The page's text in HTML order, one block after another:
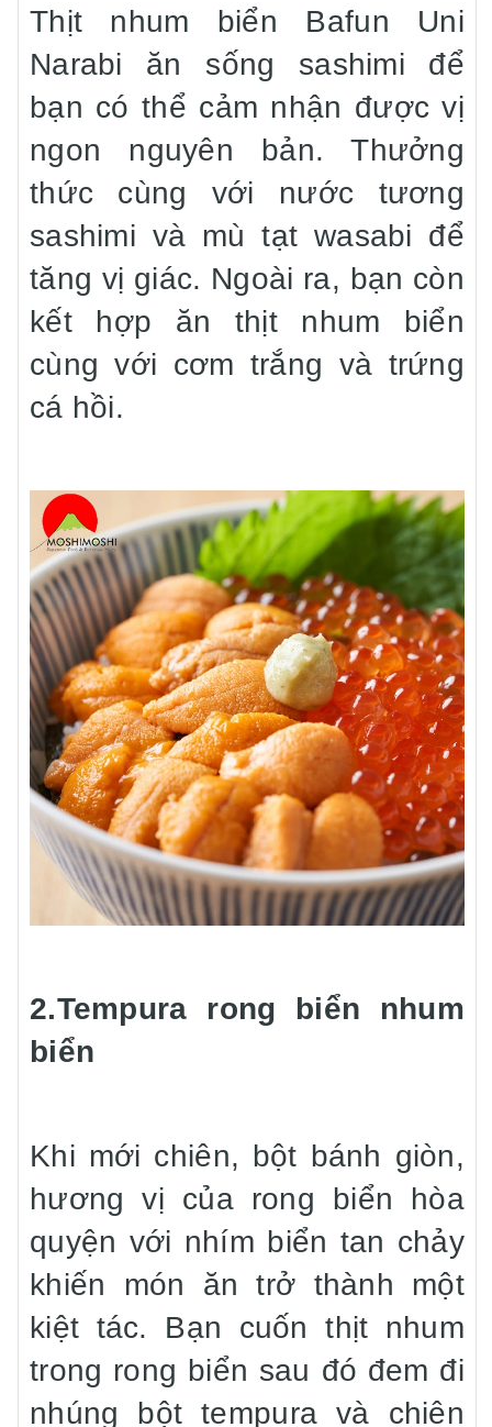
Thịt nhum biển Bafun Uni
Narabi ăn sống sashimi để
bạn có thể cảm nhận được vị
ngon nguyên bản. Thưởng
thức cùng với nước tương
sashimi và mù tạt wasabi để
tăng vị giác. Ngoài ra, bạn còn
kết hợp ăn thịt nhum biển
cùng với cơm trắng và trứng
cá hồi.
2.Tempura rong biển nhum
biển
Khi mới chiên, bột bánh giòn,
hương vị của rong biển hòa
quyện với nhím biển tan chảy
khiến món ăn trở thành một
kiệt tác. Bạn cuốn thịt nhum
trong rong biển sau đó đem đi
nhúng bột tempura và chiên